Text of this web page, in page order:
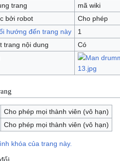
trang
mã wiki
bởi robot
Cho phép
hướng đến trang này
1
trang nội dung
Có
Cho phép mọi thành viên (vô hạn)
Cho phép mọi thành viên (vô hạn)
khóa của trang này.